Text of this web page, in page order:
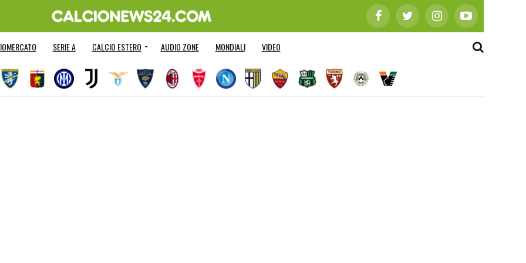
SERIE A CALCIO ESTERO AUDIO ZONE MONDIALI VIDEO